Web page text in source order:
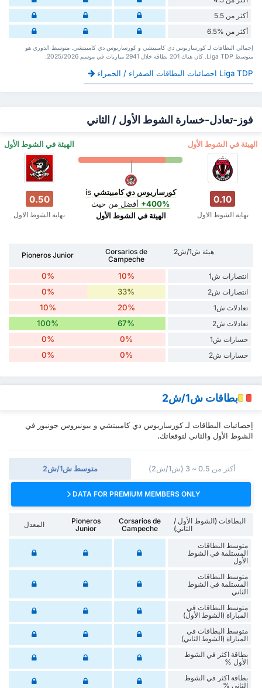
أكثر من 5.5
أكثر من %6.5
إجمالي البطاقات لـ كورساريوس دي كامبيتشي و كورساريوس دي كامبيتشي. متوسط الدوري هو
متوسط Liga TDP. كان هناك 201 بطاقة ‏خلال 2941 مباريات في موسم 2025/2026.
Liga TDP احصائيات البطاقات الصفراء / الحمراء
فوز-تعادل-خسارة الشوط الأول / الثاني
‏الهيئة في الشوط الأول ‏الهيئة في الشوط الأول
0.50
نهاية الشوط الاول
كورساريوس دي كامبيتشيis
+400% أفضل من حيث
‏الهيئة في الشوط الأول
0.10
نهاية الشوط الاول
هيئة ش1/ش2
Corsarios de
Campeche
Pioneros Junior
انتصارات ش1 10%
0%
انتصارات ش2 33%
0%
تعادلات ش1 20%
10%
تعادلات ش2 67%
100%
خسارات ش1 0%
0%
خسارات ش2 0%
0%
بطاقات ش1/ش2
إحصائيات البطاقات لـ كورساريوس دي كامبيتشي و بيونيروس جونيور في
الشوط الأول والثاني لتوقعاتك.
متوسط ش1/ش2 أكثر من 0.5 ~ 3 (ش1/ش2)
DATA FOR PREMIUM MEMBERS ONLY
البطاقات (الشوط الأول /
الثاني)
Corsarios de
Campeche
Pioneros
Junior
المعدل
متوسط البطاقات
المستلمة في الشوط
الأول
متوسط البطاقات
المستلمة في الشوط
الثاني
متوسط البطاقات في
المباراة (الشوط الأول)
متوسط البطاقات في
المباراة (الشوط الثاني)
‏بطاقة اكثر في الشوط
الأول %
‏بطاقة اكثر في الشوط
‏الثاني %